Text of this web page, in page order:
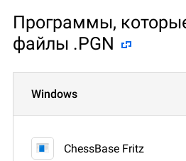
Программы,
файлы .PGN
Windows
ChessBase Fritz